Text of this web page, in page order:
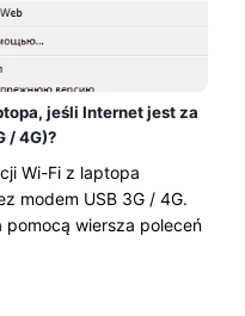
jeśli Internet jest za
/ 4G)?
Wi-Fi z laptopa
modem USB 3G / 4G.
wiersza poleceń